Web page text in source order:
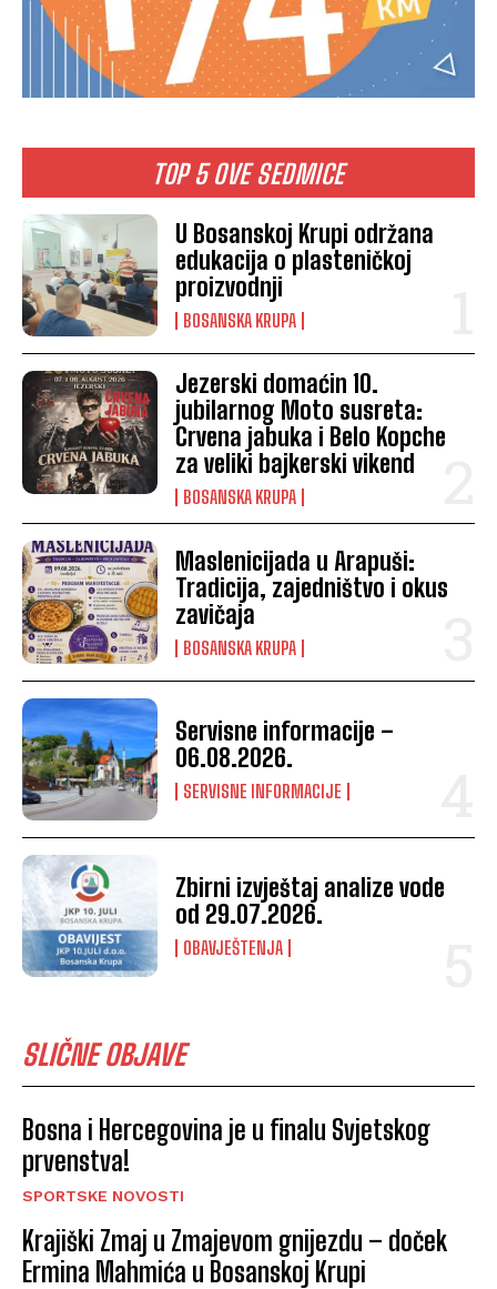
TOP 5 OVE SEDMICE
U Bosanskoj Krupi održana
edukacija o plasteničkoj
proizvodnji
BOSANSKA KRUPA
Jezerski domaćin 10.
jubilarnog Moto susreta:
Crvena jabuka i Belo Kopche
za veliki bajkerski vikend
BOSANSKA KRUPA
Maslenicijada u Arapuši:
Tradicija, zajedništvo i okus
zavičaja
BOSANSKA KRUPA
Servisne informacije –
06.08.2026.
SERVISNE INFORMACIJE
Zbirni izvještaj analize vode
od 29.07.2026.
OBAVJEŠTENJA
SLIČNE OBJAVE
Bosna i Hercegovina je u finalu Svjetskog
prvenstva!
SPORTSKE NOVOSTI
Krajiški Zmaj u Zmajevom gnijezdu – doček
Ermina Mahmića u Bosanskoj Krupi